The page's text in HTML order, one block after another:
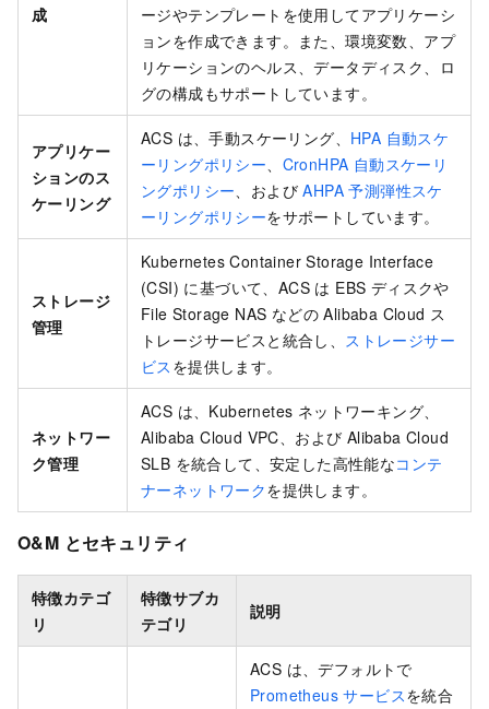
成
ージやテンプレートを使用してアプリケーシ
ョンを作成できます。また、環境変数、アプ
リケーションのヘルス、データディスク、ロ
グの構成もサポートしています。
アプリケー
ションのス
ケーリング
ACS は、手動スケーリング、 HPA 自動スケ
ーリングポリシー
CronHPA 自動スケーリ
ングポリシー 、およびAHPA 予測弾性スケ
ーリングポリシーをサポートしています。
ストレージ
管理
Kubernetes Container Storage Interface
(CSI) に基づいて、ACS は EBS ディスクや
File Storage NAS などの Alibaba Cloud ス
トレージサービスと統合し、 ストレージサー
ビス を提供します。
ネットワー
ク管理
ACS は、Kubernetes ネットワーキング、
Alibaba Cloud VPC、および Alibaba Cloud
SLB を統合して、安定した高性能なコンテ
ナーネットワークを提供します。
O&M とセキュリティ
特徴カテゴ
リ
特徴サブカ
テゴリ
説明
ACS は、デフォルトで
Prometheus サービスを統合